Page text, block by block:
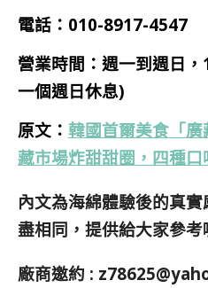
電話：010-8917-4547
營業時間：週一到週日
一個週日休息)
原文： 韓國首爾美食「
藏市場炸甜甜圈，四種
內文為海綿體驗後的真
盡相同，提供給大家參考
廠商邀約 :